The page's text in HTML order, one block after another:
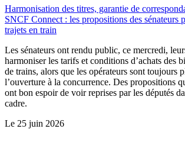
Harmonisation des titres, garantie de
SNCF Connect : les propositions des sénateurs
trajets en train
Les sénateurs ont rendu public, ce mercredi,
harmoniser les tarifs et conditions d’achats des
de trains, alors que les opérateurs sont toujours
l’ouverture à la concurrence. Des propositions
ont bon espoir de voir reprises par les députés
cadre.
Le 25 juin 2026